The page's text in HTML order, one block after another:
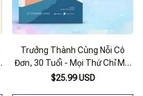
Trưởng Thành Cùng Nỗi Cô
Đơn, 30 Tuổi - Mọi Thứ Chỉ Mới
Bắt Đầu (Bộ - Lẻ) - Tác Giả Lý
$25.99 USD